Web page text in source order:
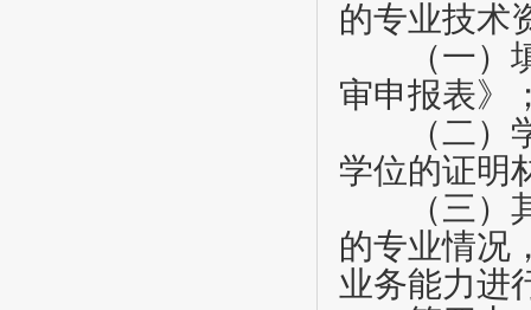
的专业技术
（一）填
审申报表》
（二）学
学位的证明
（三）其
的专业情况
业务能力进